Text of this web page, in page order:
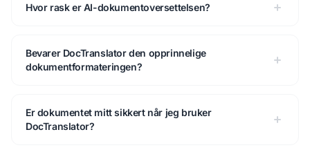
Hvor rask er AI-dokumentoversettelsen?
Bevarer DocTranslator den opprinnelige
dokumentformateringen?
Er dokumentet mitt sikkert når jeg bruker
DocTranslator?